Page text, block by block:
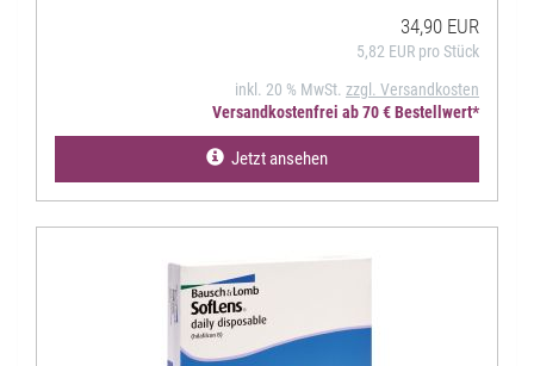
34,90 EUR
5,82 EUR pro Stück
inkl. 20 % MwSt. zzgl. Versandkosten
Versandkostenfrei ab 70 € Bestellwert*
Jetzt ansehen